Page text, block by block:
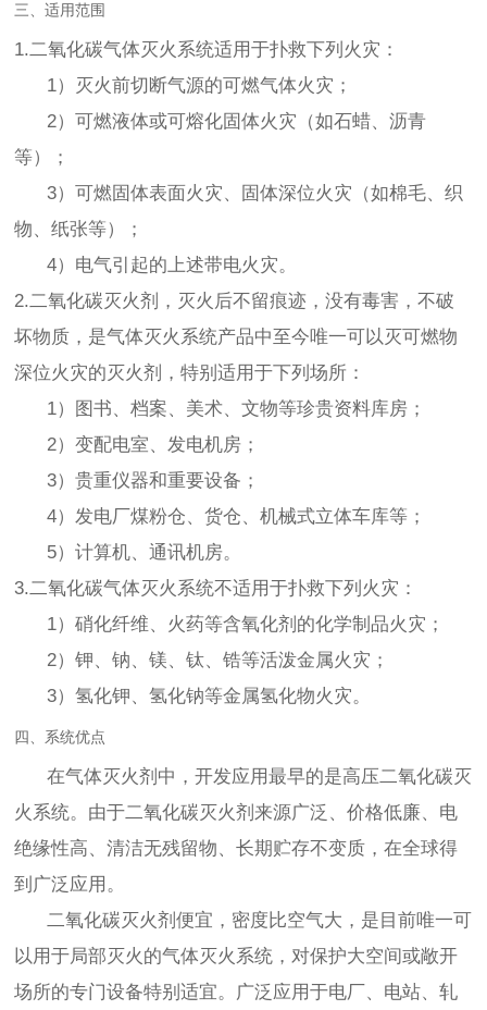
三、适用范围
1.二氧化碳气体灭火系统适用于扑救下列火灾：
1）灭火前切断气源的可燃气体火灾；
2）可燃液体或可熔化固体火灾（如石蜡、沥青
等）；
3）可燃固体表面火灾、固体深位火灾（如棉毛、织
物、纸张等）；
4）电气引起的上述带电火灾。
2.二氧化碳灭火剂，灭火后不留痕迹，没有毒害，不破
坏物质，是气体灭火系统产品中至今唯一可以灭可燃物
深位火灾的灭火剂，特别适用于下列场所：
1）图书、档案、美术、文物等珍贵资料库房；
2）变配电室、发电机房；
3）贵重仪器和重要设备；
4）发电厂煤粉仓、货仓、机械式立体车库等；
5）计算机、通讯机房。
3.二氧化碳气体灭火系统不适用于扑救下列火灾：
1）硝化纤维、火药等含氧化剂的化学制品火灾；
2）钾、钠、镁、钛、锆等活泼金属火灾；
3）氢化钾、氢化钠等金属氢化物火灾。
四、系统优点
在气体灭火剂中，开发应用最早的是高压二氧化碳灭
火系统。由于二氧化碳灭火剂来源广泛、价格低廉、电
绝缘性高、清洁无残留物、长期贮存不变质，在全球得
到广泛应用。
二氧化碳灭火剂便宜，密度比空气大，是目前唯一可
以用于局部灭火的气体灭火系统，对保护大空间或敞开
场所的专门设备特别适宜。广泛应用于电厂、电站、轧